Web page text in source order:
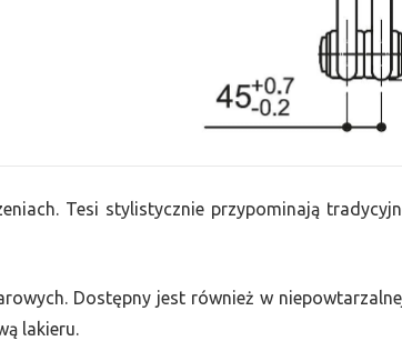
Tesi stylistycznie przypominają
Dostępny jest również w
lakieru.